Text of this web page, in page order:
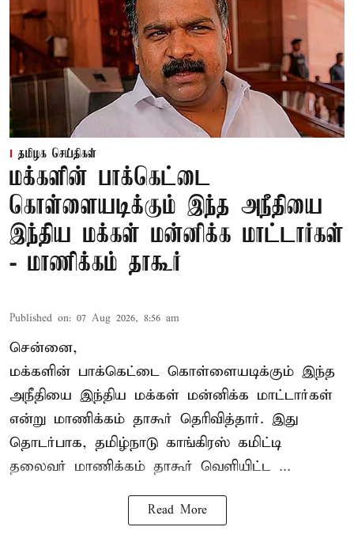
தமிழக செய்திகள்
மக்களின் பாக்கெட்டை
கொள்ளையடிக்கும் இந்த அநீதியை
இந்திய மக்கள் மன்னிக்க மாட்டார்கள்
- மாணிக்கம் தாகூர்
Published on: 07 Aug 2026, 8:56 am
சென்னை,
மக்களின் பாக்கெட்டை கொள்ளையடிக்கும் இந்த
அநீதியை இந்திய மக்கள் மன்னிக்க மாட்டார்கள்
என்று மாணிக்கம் தாகூர் தெரிவித்தார். இது
தொடர்பாக, தமிழ்நாடு காங்கிரஸ் கமிட்டி
தலைவர் மாணிக்கம் தாகூர் வெளியிட்ட ...
Read More